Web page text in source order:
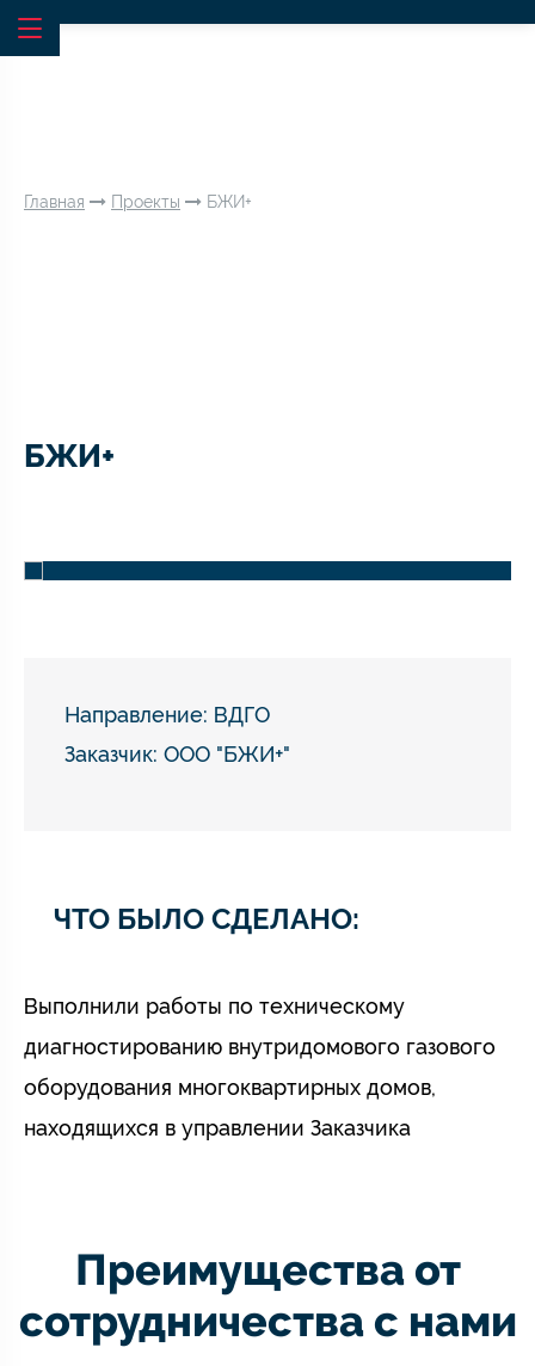
Главная Проекты БЖИ+
БЖИ+
Направление: ВДГО
Заказчик: ООО "БЖИ+"
ЧТО БЫЛО СДЕЛАНО:
Выполнили работы по техническому
диагностированию внутридомового газового
оборудования многоквартирных домов,
находящихся в управлении Заказчика
Преимущества от
сотрудничества с нами